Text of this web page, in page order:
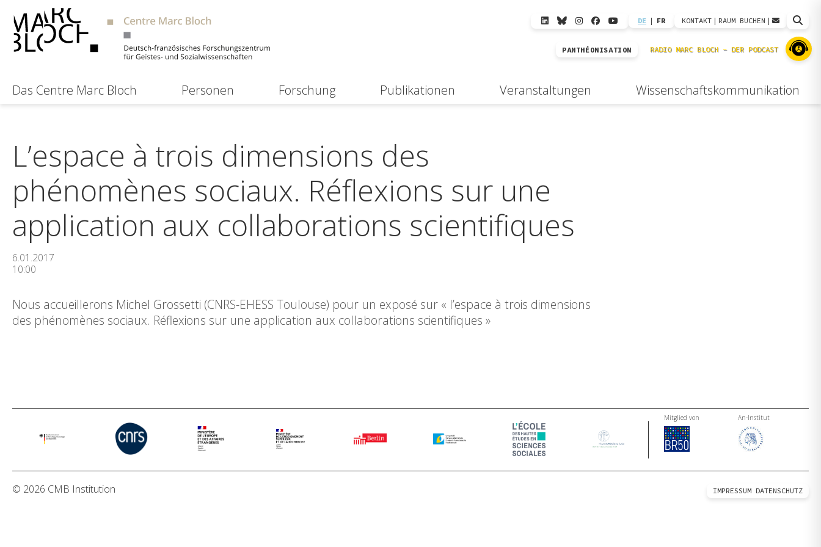
DE | FR KONTAKT | RAUM BUCHEN |
PANTHÉONISATION
Das Centre Marc Bloch Personen Forschung Publikationen Veranstaltungen Wissenschaftskommunikation
L’espace à trois dimensions des
phénomènes sociaux. Réflexions sur une
application aux collaborations scientifiques
6.01.2017
10:00
Nous accueillerons Michel Grossetti (CNRS-EHESS Toulouse) pour un exposé sur « l’espace à trois dimensions
des phénomènes sociaux. Réflexions sur une application aux collaborations scientifiques »
Mitglied von An-Institut
© 2026 CMB Institution IMPRESSUM DATENSCHUTZ